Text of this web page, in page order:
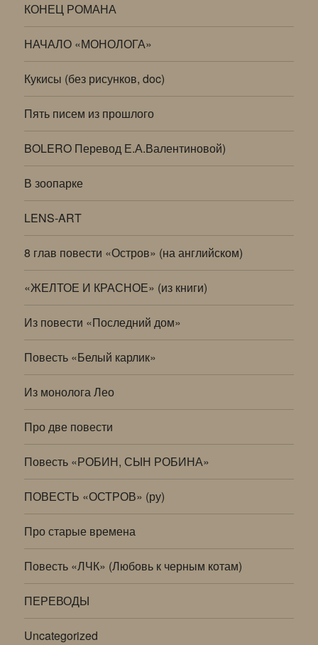
КОНЕЦ РОМАНА
НАЧАЛО «МОНОЛОГА»
Кукисы (без рисунков, doc)
Пять писем из прошлого
BOLERO Перевод Е.А.Валентиновой)
В зоопарке
LENS-ART
8 глав повести «Остров» (на английском)
«ЖЕЛТОЕ И КРАСНОЕ» (из книги)
Из повести «Последний дом»
Повесть «Белый карлик»
Из монолога Лео
Про две повести
Повесть «РОБИН, СЫН РОБИНА»
ПОВЕСТЬ «ОСТРОВ» (ру)
Про старые времена
Повесть «ЛЧК» (Любовь к черным котам)
ПЕРЕВОДЫ
Uncategorized